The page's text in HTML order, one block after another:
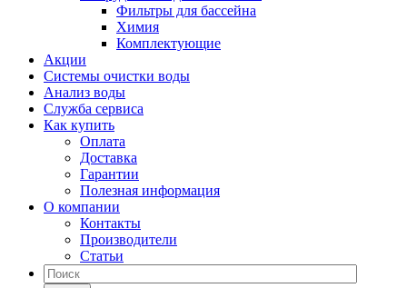
Фильтры для бассейна
Химия
Комплектующие
Акции
Системы очистки воды
Анализ воды
Служба сервиса
Как купить
Оплата
Доставка
Гарантии
Полезная информация
О компании
Контакты
Производители
Статьи